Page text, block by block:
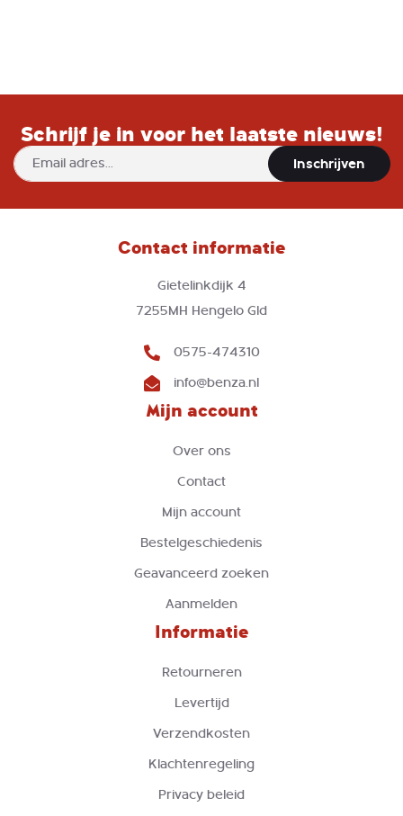
Schrijf je in voor het laatste nieuws!
Abonneer
u
onze
Inschrijven
Contact informatie
Gietelinkdijk 4
7255MH Hengelo Gld
0575-474310
info@benza.nl
Mijn account
Over ons
Contact
Mijn account
Bestelgeschiedenis
Geavanceerd zoeken
Aanmelden
Informatie
Retourneren
Levertijd
Verzendkosten
Klachtenregeling
Privacy beleid